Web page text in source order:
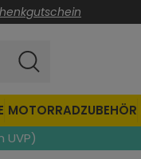
MOTORRADZUBEHÖR
UVP)